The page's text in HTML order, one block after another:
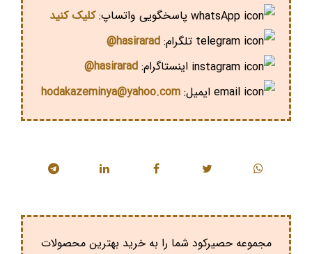
پاسخگویی واتساپ:کلیک کنید
تلگرام: hasirarad@
اینستاگرام: hasirarad@
ایمیل: hodakazeminya@yahoo.com
مجموعه حصیرکود شما را به خرید بهترین محصولات